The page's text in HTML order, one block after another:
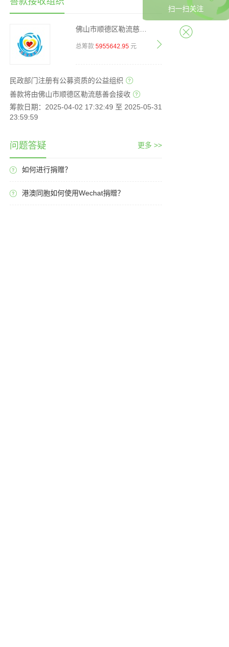
总筹款 5955642.95 元
民政部门注册有公募资质的公益组织
善款将由佛山市顺德区勒流慈善会接收
筹款日期：2025-04-02 17:32:49 至 2025-05-31
23:59:59
问题答疑 更多 >>
如何进行捐赠？
港澳同胞如何使用Wechat捐贈？
扫一扫关注